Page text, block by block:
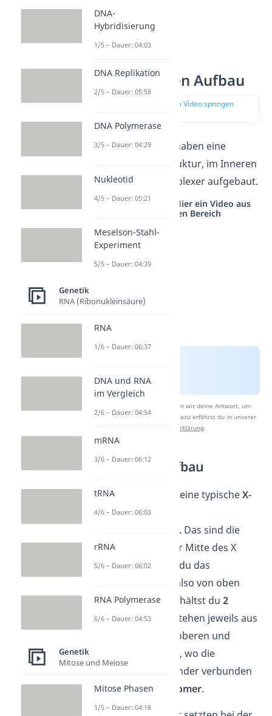
Chromosomen Aufbau
zur Stelle im Video springen
Die Chromosomen haben eine
einfache äußere Struktur, im Inneren
sind sie jedoch komplexer aufgebaut.
Studyflix vernetzt: Hier ein Video aus
einem anderen Bereich
Nach Beantwortung speichern wir deine Antwort, um
Studyflix zu verbessern. Mehr dazu erfährst du in unserer
Datenschutzerklärung.
Kompakter Aufbau
Ein Chromosom hat eine typischeX-
Form . Es besitzt vier
Chromosomenarme. Das sind die
Schenkel, die aus der Mitte des X
herausragen. Wenn du das
Chromosom längs, also von oben
nach unten, teilst, erhältst du2
Chromatide. Sie bestehen jeweils aus
zwei Armen: einem oberen und
einem unteren. Dort, wo die
Chromatide miteinander verbunden
sind, liegt dasZentromer.
DNA-
Hybridisierung
1/5 – Dauer: 04:03
DNA Replikation
2/5 – Dauer: 05:58
DNA Polymerase
3/5 – Dauer: 04:29
Nukleotid
4/5 – Dauer: 05:21
Meselson-Stahl-
Experiment
5/5 – Dauer: 04:39
Genetik
RNA (Ribonukleinsäure)
RNA
1/6 – Dauer: 06:37
DNA und RNA
im Vergleich
2/6 – Dauer: 04:54
mRNA
3/6 – Dauer: 06:12
tRNA
4/6 – Dauer: 06:03
rRNA
5/6 – Dauer: 06:02
RNA Polymerase
6/6 – Dauer: 04:53
Genetik
Mitose und Meiose
Mitose Phasen
1/5 – Dauer: 04:18